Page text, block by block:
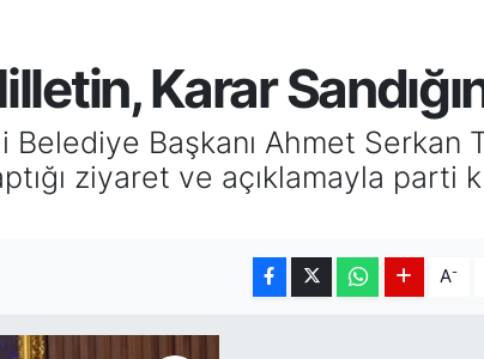
Karar
Başkanı Ahmet Serkan
ziyaret ve açıklamayla parti
A-